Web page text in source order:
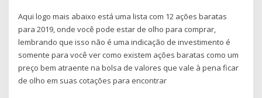
Aqui logo mais abaixo está uma lista com 12 ações baratas
para 2019, onde você pode estar de olho para comprar,
lembrando que isso não é uma indicação de investimento é
somente para você ver como existem ações baratas como um
preço bem atraente na bolsa de valores que vale à pena ficar
de olho em suas cotações para encontrar